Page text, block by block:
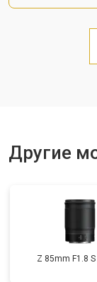
Другие
Z 85mm F1.8